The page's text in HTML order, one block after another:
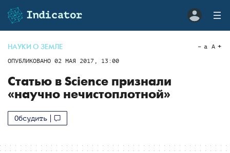
НАУКИ О ЗЕМЛЕ
ОПУБЛИКОВАНО 02 МАЯ 2017, 13:00
a A
Статью в Science признали
«научно нечистоплотной»
Обсудить